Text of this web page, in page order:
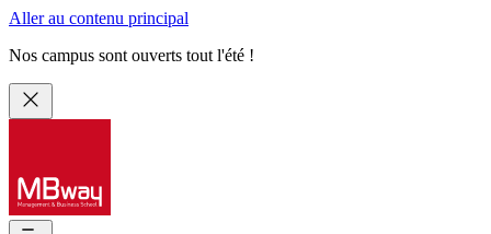
Aller au contenu principal
Nos campus sont ouverts tout l'été !